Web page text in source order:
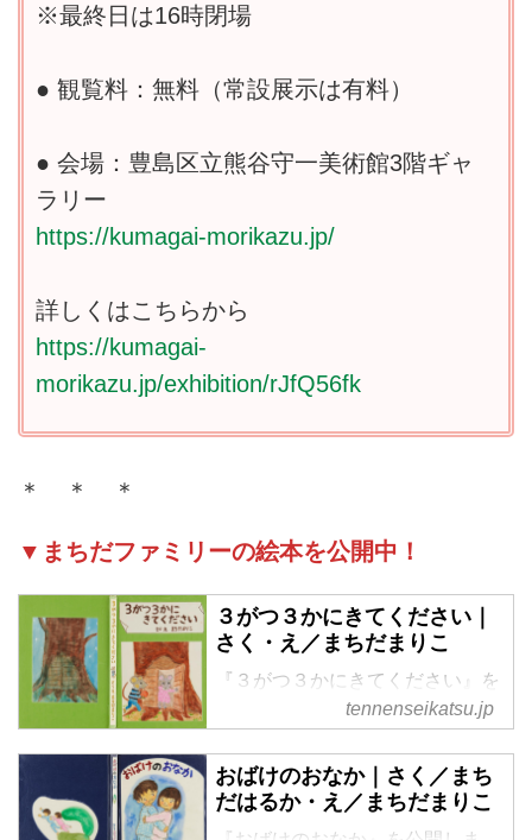
※最終日は16時閉場
● 観覧料：無料（常設展示は有料）
● 会場：豊島区立熊谷守一美術館3階ギャ
ラリー
https://kumagai-morikazu.jp/
詳しくはこちらから
https://kumagai-
morikazu.jp/exhibition/rJfQ56fk
＊ ＊ ＊
▼まちだファミリーの絵本を公開中！
３がつ３かにきてください｜
さく・え／まちだまりこ
『３がつ３かにきてください』を
公開します。母・万里子さんの心
にふと浮かんだひな祭りのシーン
を描きたくて生まれた絵本。かわ
いい世界観に引き込まれます。
tennenseikatsu.jp
おばけのおなか｜さく／まち
だはるか・え／まちだまりこ